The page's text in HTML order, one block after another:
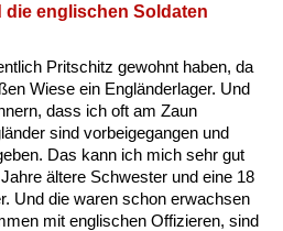
die englischen Soldaten
Pritschitz gewohnt haben, da
Wiese ein Engländerlager. Und
dass ich oft am Zaun
sind vorbeigegangen und
Das kann ich mich sehr gut
ältere Schwester und eine 18
Und die waren schon erwachsen
mit englischen Offizieren, sind